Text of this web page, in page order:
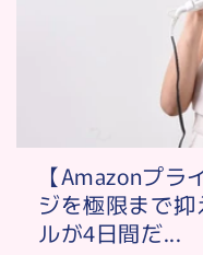
【Amazonプ
ジを極限まで
ルが4日間だ...